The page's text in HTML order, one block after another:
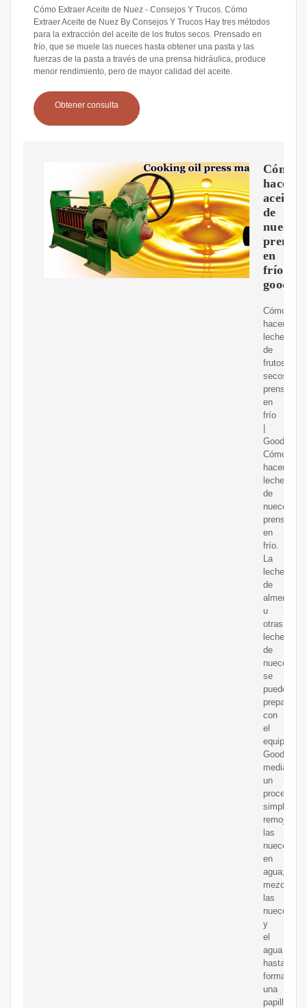
Cómo Extraer Aceite de Nuez - Consejos Y Trucos. Cómo
Extraer Aceite de Nuez By Consejos Y Trucos Hay tres métodos
para la extracción del aceite de los frutos secos. Prensado en
frío, que se muele las nueces hasta obtener una pasta y las
fuerzas de la pasta a través de una prensa hidráulica, produce
menor rendimiento, pero de mayor calidad del aceite.
Obtener consulta
Cómo
hacer
aceite
de
nueces
en
frío
Cómo
hacer
leche
de
frutos
secos
prensada
en
frío
Cómo
hacer
leche
de
nueces
prensada
en
frío.
La
leche
de
almendras
u
otras
leches
de
nueces
se
pueden
preparar
con
el
equipo
mediante
un
proceso
simple:
remojar
las
nueces
en
agua;
mezclar
las
nueces
y
el
agua
hasta
formar
una
papilla